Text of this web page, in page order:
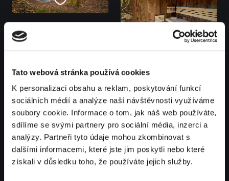
Tato webová stránka používá cookies
K personalizaci obsahu a reklam, poskytování funkcí
sociálních médií a analýze naší návštěvnosti využíváme
soubory cookie. Informace o tom, jak náš web používáte,
sdílíme se svými partnery pro sociální média, inzerci a
analýzy. Partneři tyto údaje mohou zkombinovat s
dalšími informacemi, které jste jim poskytli nebo které
získali v důsledku toho, že používáte jejich služby.